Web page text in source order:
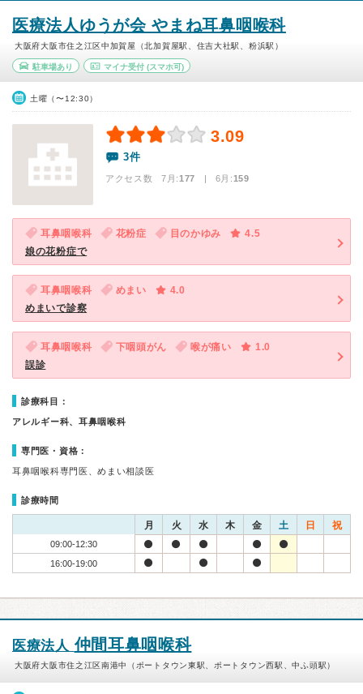
医療法人ゆうが会 やまね耳鼻咽喉科
大阪府大阪市住之江区中加賀屋（北加賀屋駅、住吉大社駅、粉浜駅）
駐車場あり マイナ受付(スマホ可)
土曜（〜12:30）
3.09
3件
アクセス数 7月:177 | 6月:159
耳鼻咽喉科 花粉症 目のかゆみ
4.5
娘の花粉症で
耳鼻咽喉科 めまい
4.0
めまいで診察
耳鼻咽喉科 下咽頭がん 喉が痛い
1.0
誤診
診療科目：
アレルギー科、耳鼻咽喉科
専門医・資格：
耳鼻咽喉科専門医、めまい相談医
診療時間
月 火 水 木 金 土 日 祝
09:00-12:30
16:00-19:00
医療法人仲間耳鼻咽喉科
大阪府大阪市住之江区南港中（ポートタウン東駅、ポートタウン西駅、中ふ頭駅）